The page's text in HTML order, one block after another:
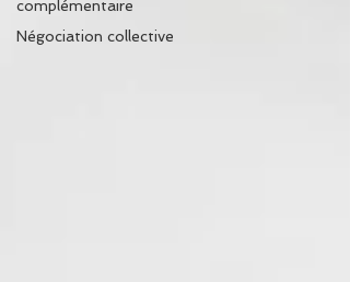
complémentaire
Négociation collective